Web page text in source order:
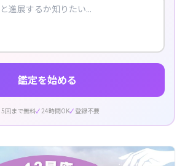
鑑定を始める
5回まで無料 24時間OK 登録不要